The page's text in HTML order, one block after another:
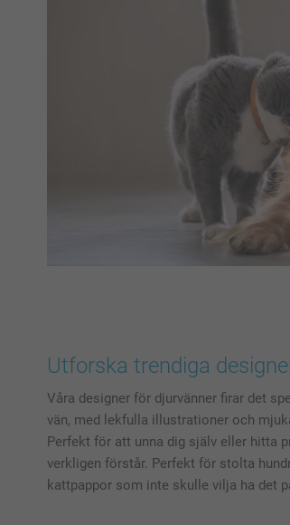
Utforska trendiga
Våra designer för djurvänner firar det
vän, med lekfulla illustrationer och
Perfekt för att unna dig själv eller hitta
verkligen förstår. Perfekt för stolta
kattpappor som inte skulle vilja ha det